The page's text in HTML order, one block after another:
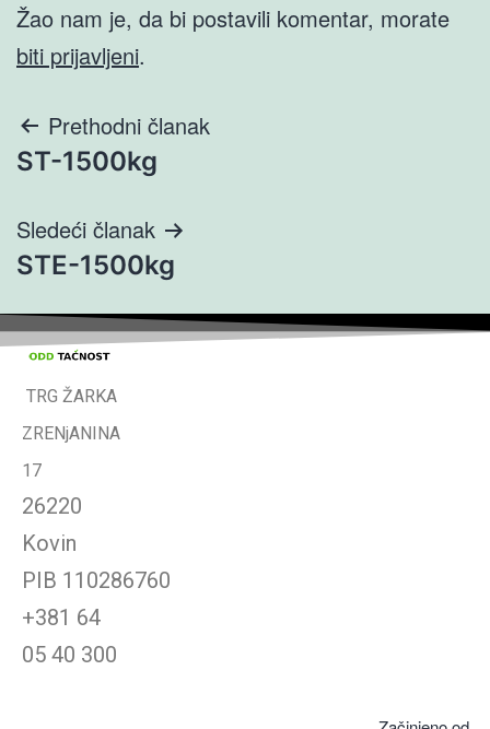
Žao nam je, da bi postavili komentar, morate
biti prijavljeni.
Prethodni članak
ST-1500kg
Sledeći članak
STE-1500kg
TRG ŽARKA
ZRENjANINA
17
26220
Kovin
PIB 110286760
+381 64
05 40 300